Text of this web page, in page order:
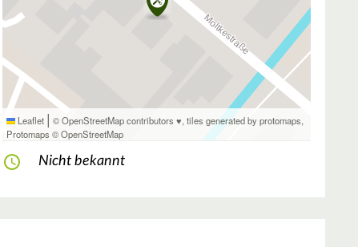
Leaflet | © OpenStreetMap contributors ♥,tiles generated by protomaps,
Protomaps ©OpenStreetMap
Nicht bekannt